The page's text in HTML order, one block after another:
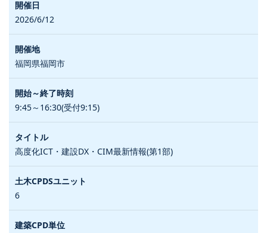
2026/6/12
福岡県福岡市
9:45～16:30(受付9:15)
高度化ICT・建設DX・CIM最新情報(第1部)
6